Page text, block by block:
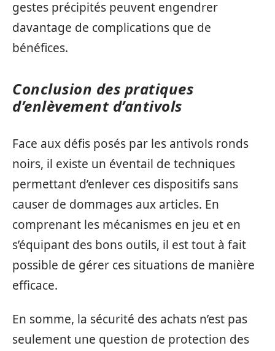
gestes précipités peuvent engendrer
davantage de complications que de
bénéfices.
Conclusion des pratiques
d’enlèvement d’antivols
Face aux défis posés par les antivols ronds
noirs, il existe un éventail de techniques
permettant d’enlever ces dispositifs sans
causer de dommages aux articles. En
comprenant les mécanismes en jeu et en
s’équipant des bons outils, il est tout à fait
possible de gérer ces situations de manière
efficace.
En somme, la sécurité des achats n’est pas
seulement une question de protection des